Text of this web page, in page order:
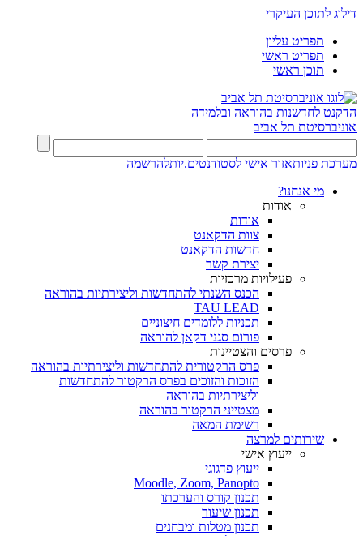
דילוג לתוכן העיקרי
תפריט עליון
תפריט ראשי
תוכן ראשי
הדקנט לחדשנות בהוראה ובלמידה
אוניברסיטת תל אביב
מערכת פניותאזור אישי לסטודנטים.יותלהרשמה
מי אנחנו?
אודות
אודות
צוות הדקאנט
חדשות הדקאנט
יצירת קשר
פעילויות מרכזיות
הכנס השנתי להתחדשות וליצירתיות בהוראה
TAU LEAD
תכניות ללומדים חיצוניים
פורום סגני דקאן להוראה
פרסים והצטיינות
פרס הרקטורית להתחדשות וליצירתיות בהוראה
הזוכות והזוכים בפרס הרקטור להתחדשות
וליצירתיות בהוראה
מצטייני הרקטור בהוראה
רשימת המאה
שירותים למרצה
ייעוץ אישי
ייעוץ פדגוגי
Moodle, Zoom, Panopto
תכנון קורס והערכתו
תכנון שיעור
תכנון מטלות ומבחנים